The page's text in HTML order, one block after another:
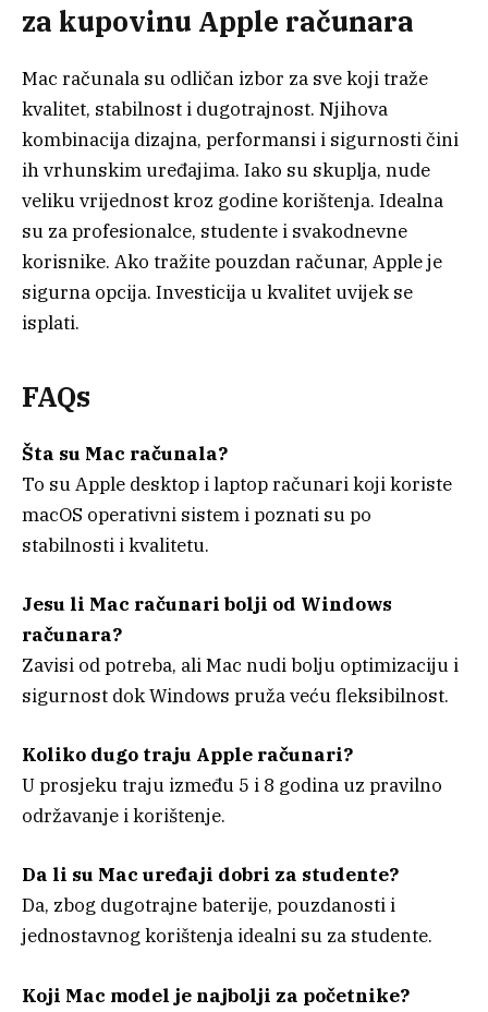
za kupovinu Apple računara
Mac računala su odličan izbor za sve koji traže
kvalitet, stabilnost i dugotrajnost. Njihova
kombinacija dizajna, performansi i sigurnosti čini
ih vrhunskim uređajima. Iako su skuplja, nude
veliku vrijednost kroz godine korištenja. Idealna
su za profesionalce, studente i svakodnevne
korisnike. Ako tražite pouzdan računar, Apple je
sigurna opcija. Investicija u kvalitet uvijek se
isplati.
FAQs
Šta su Mac računala?
To su Apple desktop i laptop računari koji koriste
macOS operativni sistem i poznati su po
stabilnosti i kvalitetu.
Jesu li Mac računari bolji od Windows
računara?
Zavisi od potreba, ali Mac nudi bolju optimizaciju i
sigurnost dok Windows pruža veću fleksibilnost.
Koliko dugo traju Apple računari?
U prosjeku traju između 5 i 8 godina uz pravilno
održavanje i korištenje.
Da li su Mac uređaji dobri za studente?
Da, zbog dugotrajne baterije, pouzdanosti i
jednostavnog korištenja idealni su za studente.
Koji Mac model je najbolji za početnike?